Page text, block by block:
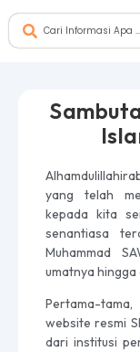
yang telah
kepada kita
senantiasa
Muhammad
umatnya hingga
Pertama-
website resmi
dari institusi